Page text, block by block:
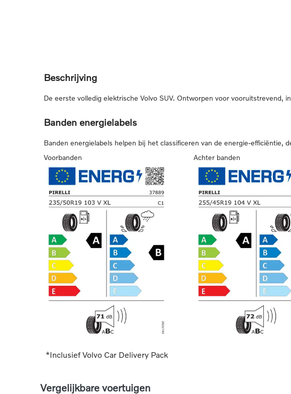
Beschrijving
De eerste volledig elektrische Volvo SUV. Ontworpen voor vooruitstrevend,
Banden energielabels
Banden energielabels helpen bij het classificeren van de energie-efficiëntie,
Voorbanden
Achter banden
*Inclusief Volvo Car Delivery Pack
Vergelijkbare voertuigen